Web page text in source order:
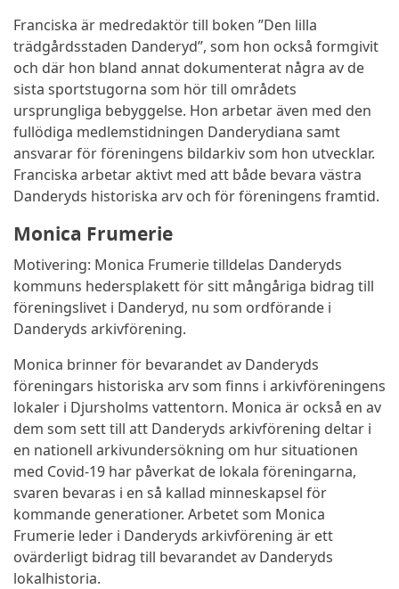
Franciska är medredaktör till boken ”Den lilla
trädgårdsstaden Danderyd”, som hon också formgivit
och där hon bland annat dokumenterat några av de
sista sportstugorna som hör till områdets
ursprungliga bebyggelse. Hon arbetar även med den
fullödiga medlemstidningen Danderydiana samt
ansvarar för föreningens bildarkiv som hon utvecklar.
Franciska arbetar aktivt med att både bevara västra
Danderyds historiska arv och för föreningens framtid.
Monica Frumerie
Motivering: Monica Frumerie tilldelas Danderyds
kommuns hedersplakett för sitt mångåriga bidrag till
föreningslivet i Danderyd, nu som ordförande i
Danderyds arkivförening.
Monica brinner för bevarandet av Danderyds
föreningars historiska arv som finns i arkivföreningens
lokaler i Djursholms vattentorn. Monica är också en av
dem som sett till att Danderyds arkivförening deltar i
en nationell arkivundersökning om hur situationen
med Covid-19 har påverkat de lokala föreningarna,
svaren bevaras i en så kallad minneskapsel för
kommande generationer. Arbetet som Monica
Frumerie leder i Danderyds arkivförening är ett
ovärderligt bidrag till bevarandet av Danderyds
lokalhistoria.